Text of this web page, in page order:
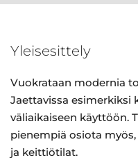
Yleisesittely
Vuokrataan modernia
Jaettavissa esimerkiksi
väliaikaiseen käyttöön.
pienempiä osiota
ja keittiötilat.